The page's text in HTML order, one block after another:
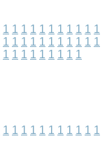
1 1 1 1 1 1 1 1 1 1 1
1 1 1 1 1 1 1 1 1 1 1
1 1 1 1 1 1 1 1 1
1 1 1 1 1 1 1 1 1 1 1